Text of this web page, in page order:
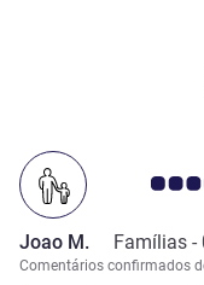
Nota
Joao M. Famílias -
Comentários confirmados